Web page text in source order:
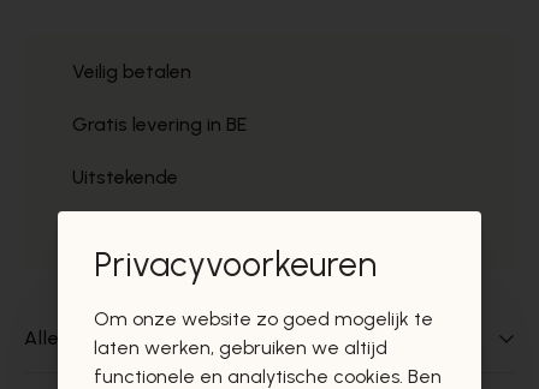
Veilig betalen
Gratis levering in BE
Uitstekende
Alles over dit product
Privacyvoorkeuren
Om onze website zo goed mogelijk te
laten werken, gebruiken we altijd
functionele en analytische cookies. Ben